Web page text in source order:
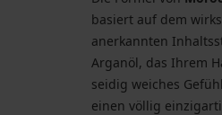
basiert auf dem
anerkannten
Arganöl, das Ihrem
seidig weiches
einen völlig